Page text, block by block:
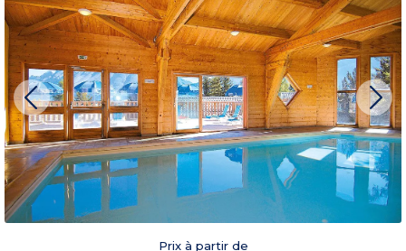
Prix à partir de